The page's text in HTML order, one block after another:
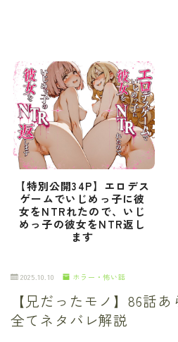
【特別公開34P】エロデス
ゲームでいじめっ子に彼
女をNTRれたので、いじ
めっ子の彼女をNTR返し
ます
2025.10.10 ホラー・怖い話
【兄だったモノ】86話
全てネタバレ解説